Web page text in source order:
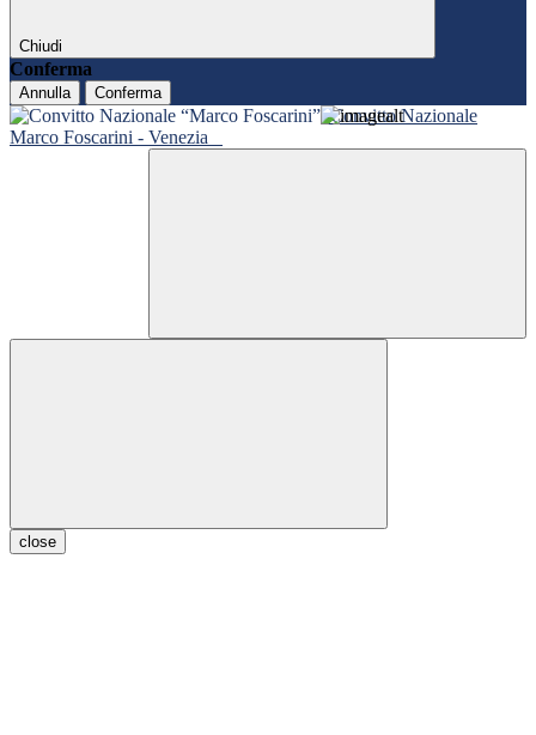
Chiudi
Conferma
Annulla Conferma
Convitto Nazionale
Marco Foscarini - Venezia
close